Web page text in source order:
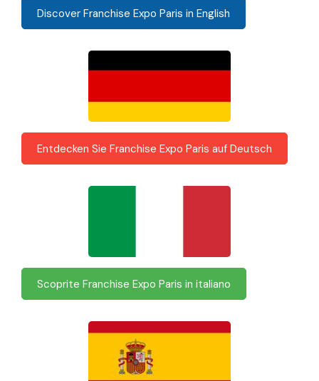
Discover Franchise Expo Paris in English
Entdecken Sie Franchise Expo Paris auf Deutsch
Scoprite Franchise Expo Paris in italiano